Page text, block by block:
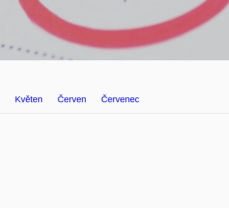
Květen Červen Červenec